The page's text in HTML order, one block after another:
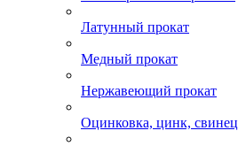
Латунный прокат
Медный прокат
Нержавеющий прокат
Оцинковка, цинк, свинец